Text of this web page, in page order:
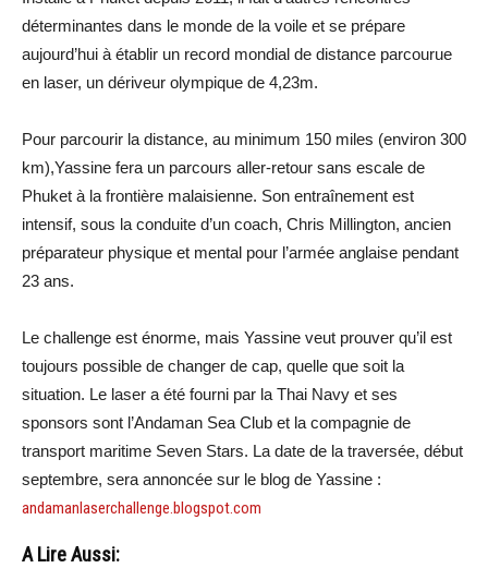
déterminantes dans le monde de la voile et se prépare
aujourd’hui à établir un record mondial de distance parcourue
en laser, un dériveur olympique de 4,23m.
Pour parcourir la distance, au minimum 150 miles (environ 300
km),Yassine fera un parcours aller-retour sans escale de
Phuket à la frontière malaisienne. Son entraînement est
intensif, sous la conduite d’un coach, Chris Millington, ancien
préparateur physique et mental pour l’armée anglaise pendant
23 ans.
Le challenge est énorme, mais Yassine veut prouver qu’il est
toujours possible de changer de cap, quelle que soit la
situation. Le laser a été fourni par la Thai Navy et ses
sponsors sont l’Andaman Sea Club et la compagnie de
transport maritime Seven Stars. La date de la traversée, début
septembre, sera annoncée sur le blog de Yassine :
andamanlaserchallenge.blogspot.com
A Lire Aussi: